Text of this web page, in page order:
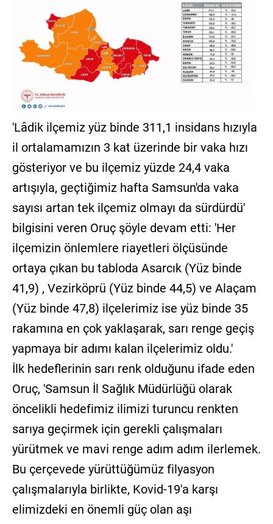
'Lâdik ilçemiz yüz binde 311,1 insidans hızıyla
il ortalamamızın 3 kat üzerinde bir vaka hızı
gösteriyor ve bu ilçemiz yüzde 24,4 vaka
artışıyla, geçtiğimiz hafta Samsun'da vaka
sayısı artan tek ilçemiz olmayı da sürdürdü'
bilgisini veren Oruç şöyle devam etti: 'Her
ilçemizin önlemlere riayetleri ölçüsünde
ortaya çıkan bu tabloda Asarcık (Yüz binde
41,9) , Vezirköprü (Yüz binde 44,5) ve Alaçam
(Yüz binde 47,8) ilçelerimiz ise yüz binde 35
rakamına en çok yaklaşarak, sarı renge geçiş
yapmaya bir adımı kalan ilçelerimiz oldu.'
İlk hedeflerinin sarı renk olduğunu ifade eden
Oruç, 'Samsun İl Sağlık Müdürlüğü olarak
öncelikli hedefimiz ilimizi turuncu renkten
sarıya geçirmek için gerekli çalışmaları
yürütmek ve mavi renge adım adım ilerlemek.
Bu çerçevede yürüttüğümüz filyasyon
çalışmalarıyla birlikte, Kovid-19'a karşı
elimizdeki en önemli güç olan aşı